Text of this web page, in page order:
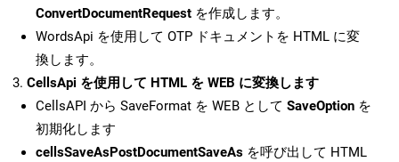
ConvertDocumentRequest を作成します。
WordsApi を使用して OTP ドキュメントを HTML に変
換します。
CellsApi を使用して HTML を WEB に変換します
CellsAPI から SaveFormat を WEB として SaveOption を
初期化します
cellsSaveAsPostDocumentSaveAs を呼び出して HTML